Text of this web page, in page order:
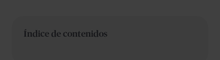
Índice de contenidos